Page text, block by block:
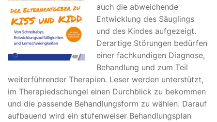
auch die abweichende
Entwicklung des Säuglings
und des Kindes aufgezeigt.
Derartige Störungen bedürfen
einer fachkundigen Diagnose,
Behandlung und zum Teil
weiterführender Therapien. Leser werden unterstützt,
im Therapiedschungel einen Durchblick zu bekommen
und die passende Behandlungsform zu wählen. Darauf
aufbauend wird ein stufenweiser Behandlungsplan